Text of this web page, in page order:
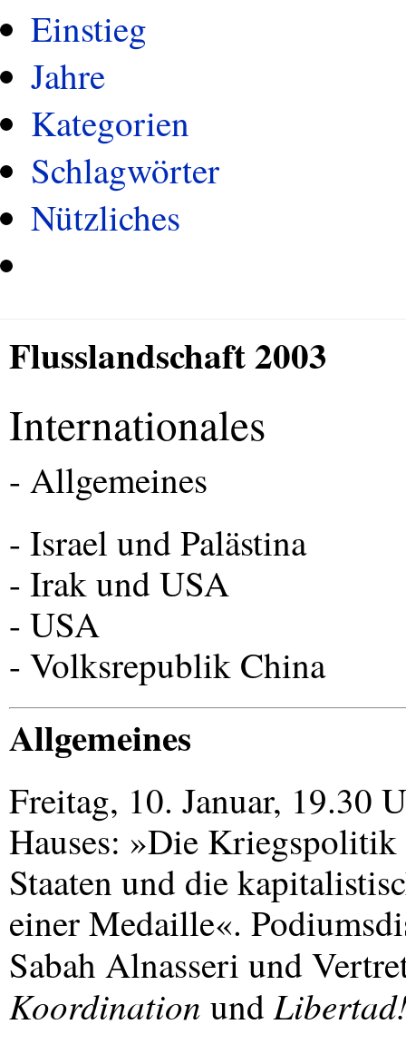
Einstieg
Jahre
Kategorien
Schlagwörter
Nützliches
Flusslandschaft 2003
Internationales
- Allgemeines
- Israel und Palästina
- Irak undUSA
- USA
- Volksrepublik China
Allgemeines
Freitag, 10. Januar, 19.30
Hauses: »Die Kriegspolitik
Staaten und die
einer Medaille«.
Sabah Alnasseri und
Koordination und